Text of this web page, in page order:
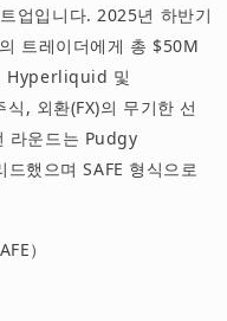
업입니다. 2025년 하반기
트레이더에게 총 $50M
Hyperliquid 및
, 외환(FX)의 무기한 선
라운드는 Pudgy
했으며 SAFE 형식으로
）